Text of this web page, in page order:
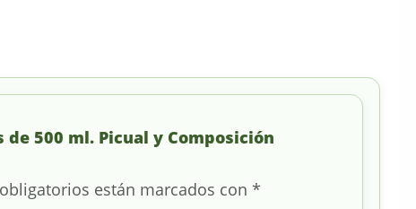
500 ml. Picual y Composición
están marcados con *